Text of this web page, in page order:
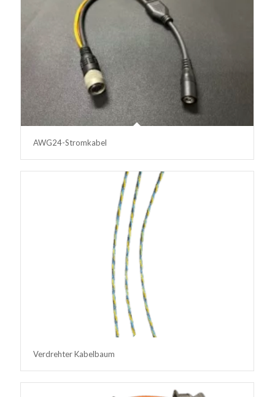
AWG24-Stromkabel
Verdrehter Kabelbaum